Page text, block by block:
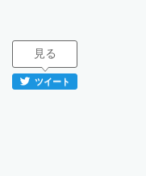
見る
ツイート